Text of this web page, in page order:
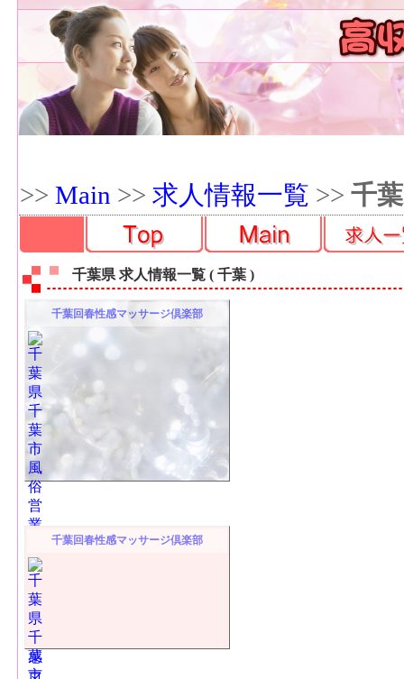
>> Main >> 求人情報一覧 >> 千
千葉県 求人情報一覧 ( 千葉 )
千葉回春性感マッサージ倶楽部
千葉回春性感マッサージ倶楽部